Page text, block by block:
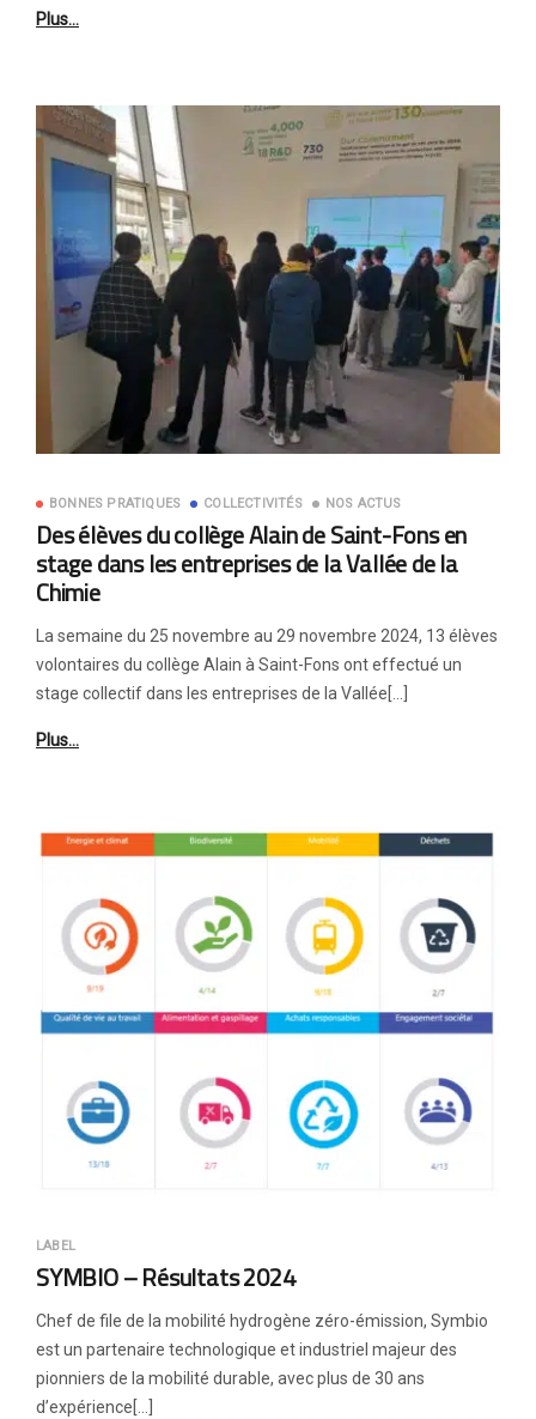
Plus…
BONNES PRATIQUES COLLECTIVITÉS NOS ACTUS
Des élèves du collège Alain de Saint-Fons en
stage dans les entreprises de la Vallée de la
Chimie
La semaine du 25 novembre au 29 novembre 2024, 13 élèves
volontaires du collège Alain à Saint-Fons ont effectué un
stage collectif dans les entreprises de la Vallée[…]
Plus…
LABEL
SYMBIO – Résultats 2024
Chef de file de la mobilité hydrogène zéro-émission, Symbio
est un partenaire technologique et industriel majeur des
pionniers de la mobilité durable, avec plus de 30 ans
d’expérience[…]